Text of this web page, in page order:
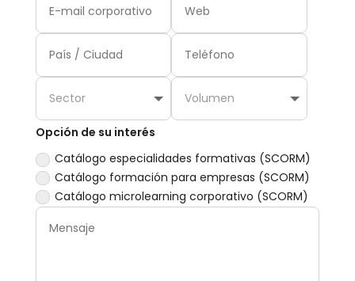
Opción de su interés
Catálogo especialidades formativas (SCORM)
Catálogo formación para empresas (SCORM)
Catálogo microlearning corporativo (SCORM)